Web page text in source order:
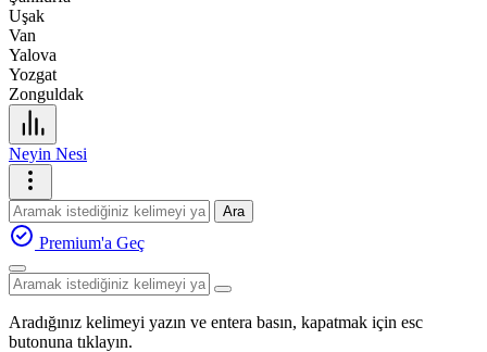
Uşak
Van
Yalova
Yozgat
Zonguldak
Neyin Nesi
Ara
Premium'a Geç
Aradığınız kelimeyi yazın ve entera basın, kapatmak için esc
butonuna tıklayın.